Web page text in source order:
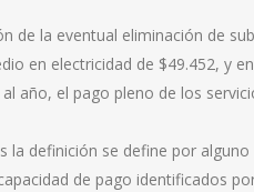
de la eventual eliminación de
en electricidad de $49.452, y
año, el pago pleno de los
la definición se define por
de pago identificados